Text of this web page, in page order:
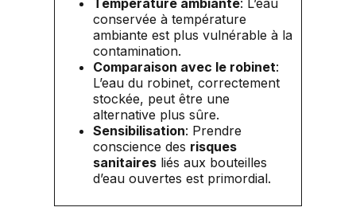
Température ambiante: L’eau
conservée à température
ambiante est plus vulnérable à la
contamination.
Comparaison avec le robinet:
L’eau du robinet, correctement
stockée, peut être une
alternative plus sûre.
Sensibilisation: Prendre
conscience des risques
sanitaires liés aux bouteilles
d’eau ouvertes est primordial.